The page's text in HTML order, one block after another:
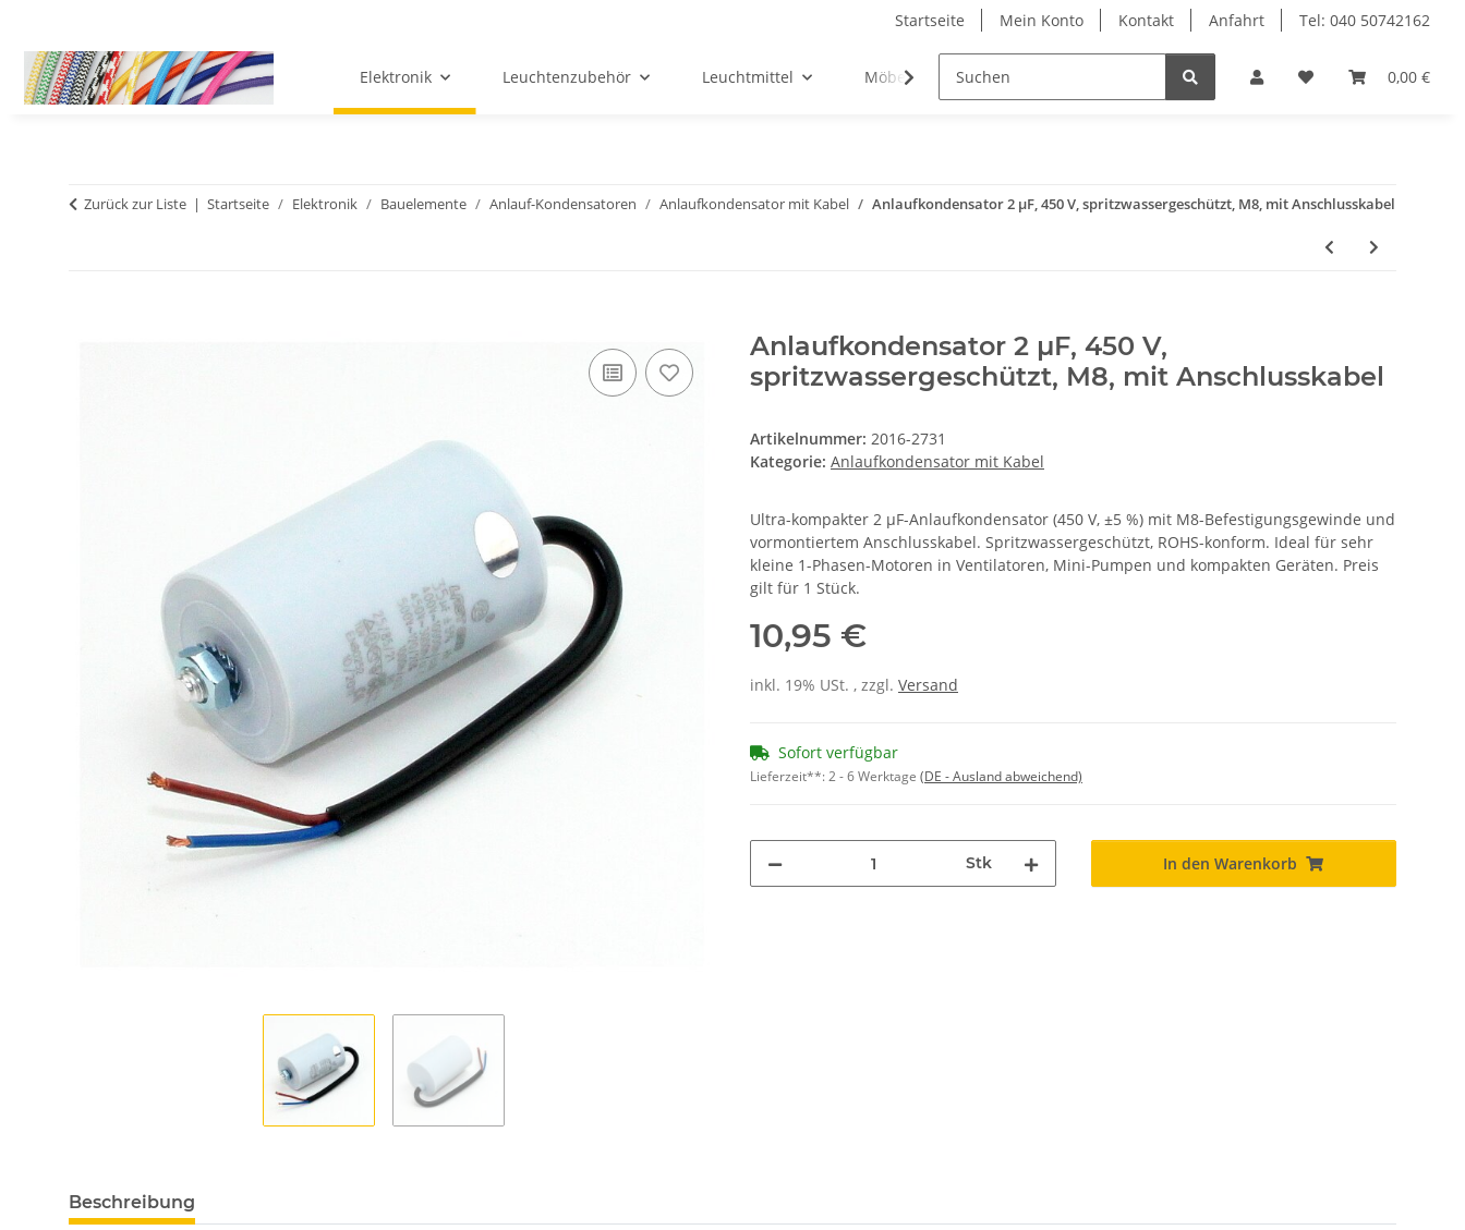
Startseite Mein Konto Kontakt Anfahrt Tel: 040 50742162
0,00 €
Elektronik Leuchtenzubehör Leuchtmittel Möbel-Ersatzteile
Zurück zur Liste Startseite Elektronik Bauelemente Anlauf-Kondensatoren Anlaufkondensator mit Kabel Anlaufkondensator 2 µF, 450 V, spritzwassergeschützt, M8, mit Anschlusskabel
Anlaufkondensator 2 µF, 450 V,
spritzwassergeschützt, M8, mit Anschlusskabel
Artikelnummer: 2016-2731
Kategorie: Anlaufkondensator mit Kabel
Ultra-kompakter 2 µF-Anlaufkondensator (450 V, ±5 %) mit M8-Befestigungsgewinde und
vormontiertem Anschlusskabel. Spritzwassergeschützt, ROHS-konform. Ideal für sehr
kleine 1-Phasen-Motoren in Ventilatoren, Mini-Pumpen und kompakten Geräten. Preis
gilt für 1 Stück.
10,95 €
inkl. 19% USt. , zzgl. Versand
Sofort verfügbar
Lieferzeit**:2 - 6 Werktage (DE - Ausland abweichend)
Stk In den Warenkorb
Beschreibung